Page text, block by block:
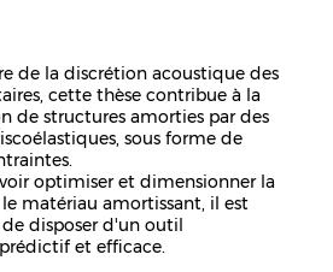
de la discrétion acoustique des
cette thèse contribue à la
de structures amorties par des
sous forme de
optimiser et dimensionner la
matériau amortissant, il est
disposer d'un outil
et efficace.